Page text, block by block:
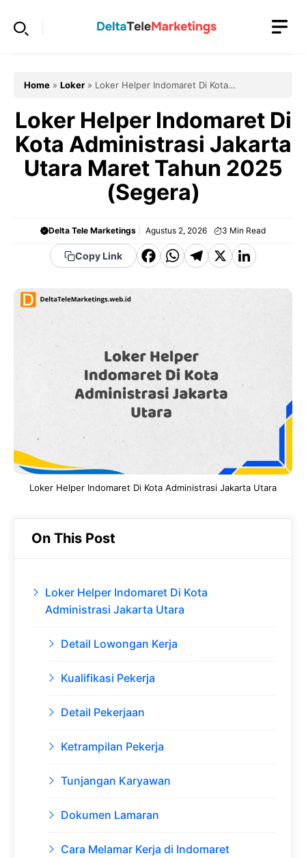
Home » Loker » Loker Helper Indomaret Di Kota
Loker Helper Indomaret Di
Kota Administrasi Jakarta
Utara Maret Tahun 2025
(Segera)
Delta Tele Marketings Agustus 2, 2026 3 Min Read
Copy Link
F
e
b
o
o
k
W
a
t
s
A
p
p
T
g
a
m
X Li
k
e
Loker Helper Indomaret Di Kota Administrasi Jakarta Utara
On This Post
Loker Helper Indomaret Di Kota
Administrasi Jakarta Utara
Detail Lowongan Kerja
Kualifikasi Pekerja
Detail Pekerjaan
Ketrampilan Pekerja
Tunjangan Karyawan
Dokumen Lamaran
Cara Melamar Kerja di Indomaret